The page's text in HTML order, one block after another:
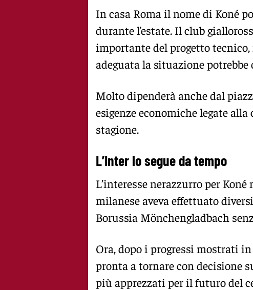
In casa Roma il nome di Koné
durante l’estate. Il club
importante del progetto
adeguata la situazione potrebbe
Molto dipenderà anche dal
esigenze economiche legate
stagione.
L’Inter lo segue da tempo
L’interesse nerazzurro per
milanese aveva effettuato
Borussia Mönchengladbach
Ora, dopo i progressi mostrati
pronta a tornare con decisione
più apprezzati per il futuro del